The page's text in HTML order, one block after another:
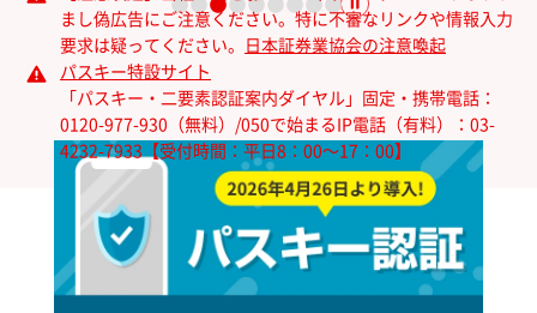
まし偽広告にご注意ください。特に不審なリンクや情報入力
要求は疑ってください。
日本証券業協会の注意喚起
パスキー特設サイト
「パスキー・二要素認証案内ダイヤル」固定・携帯電話：
0120-977-930（無料）/050で始まるIP電話（有料）：03-
4232-7933【受付時間：平日8：00～17：00】